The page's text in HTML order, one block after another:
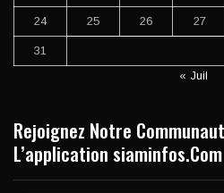
24 25 26 27
31
« Juil
Rejoignez Notre
L’application